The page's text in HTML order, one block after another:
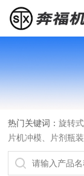
热门关键词：旋转
片机冲模、片剂瓶